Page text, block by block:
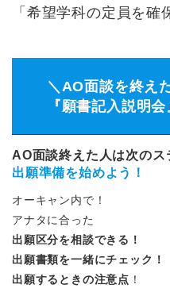
「希望学科の定員を
＼AO面談を終え
『願書記入説明会
AO面談終えた人は次のス
出願準備を始めよう！
オーキャン内で！
アナタに合った
出願区分を相談できる！
出願書類を一緒にチェック！
出願するときの注意点 ！